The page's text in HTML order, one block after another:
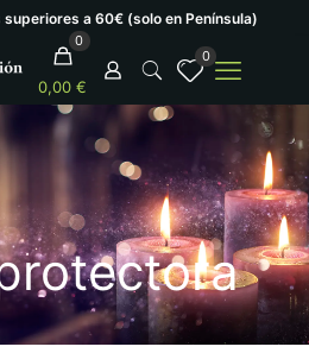
a 60€ (solo en Península)
0
0,00 €
0